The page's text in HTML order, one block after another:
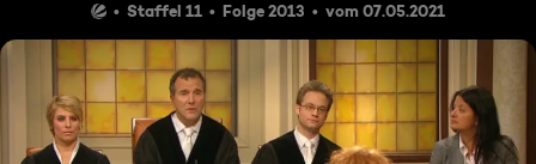
Staffel 11 Folge 2013 vom 07.05.2021